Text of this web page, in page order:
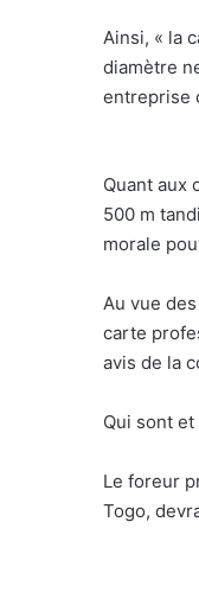
Ainsi, « la
diamètre
entreprise
Quant aux
500 m
morale
Au vue
carte
avis de la
Qui sont
Le foreur
Togo,